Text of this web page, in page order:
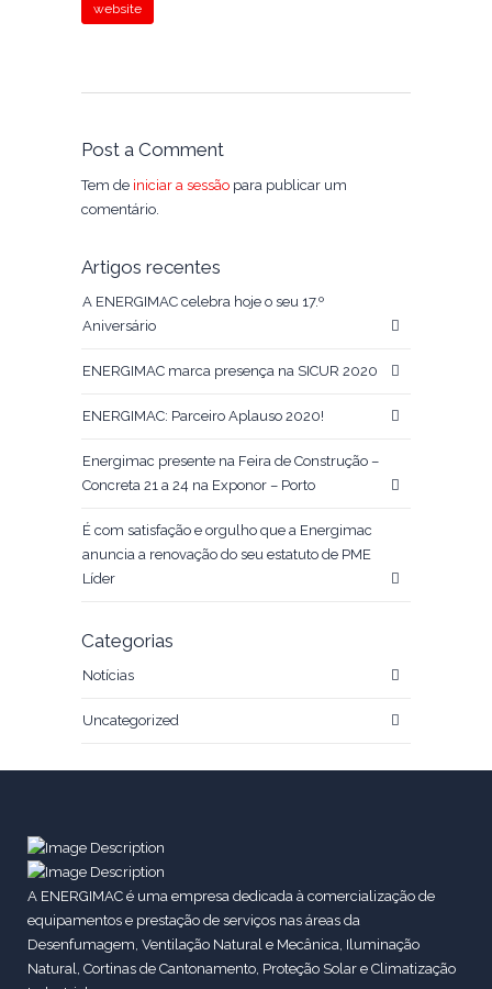
website
Post a Comment
Tem de iniciar a sessão para publicar um
comentário.
Artigos recentes
A ENERGIMAC celebra hoje o seu 17.º
Aniversário
ENERGIMAC marca presença na SICUR 2020
ENERGIMAC: Parceiro Aplauso 2020!
Energimac presente na Feira de Construção –
Concreta 21 a 24 na Exponor – Porto
É com satisfação e orgulho que a Energimac
anuncia a renovação do seu estatuto de PME
Líder
Categorias
Notícias
Uncategorized
A ENERGIMAC é uma empresa dedicada à comercialização de
equipamentos e prestação de serviços nas áreas da
Desenfumagem, Ventilação Natural e Mecânica, Iluminação
Natural, Cortinas de Cantonamento, Proteção Solar e Climatização